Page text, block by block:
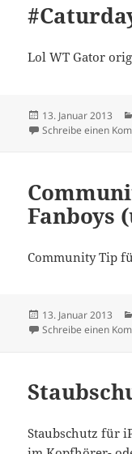
Lol WT Gator
Veröffentlicht
am
13. Januar 2013
Schreibe einen
Fanboys
Community Tip
Veröffentlicht
am
13. Januar 2013
Schreibe einen
Staubschutz für